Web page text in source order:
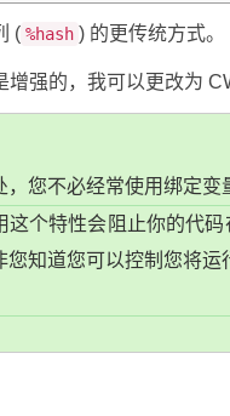
( %hash ) 的更传统方式。
增强的，我可以更改为
您不必经常使用绑定变
这个特性会阻止你的代
您知道您可以控制您将